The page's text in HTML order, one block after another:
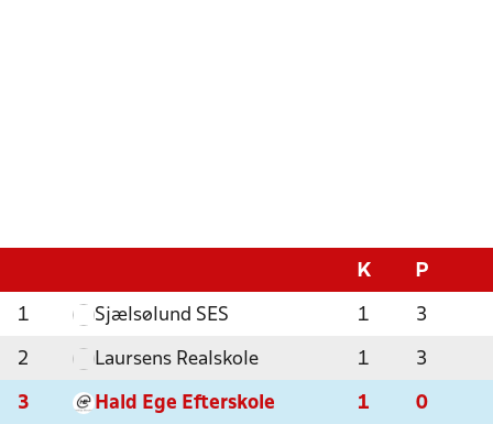
K P
1 Sjælsølund SES 1 3
2 Laursens Realskole 1 3
3 Hald Ege Efterskole 1 0